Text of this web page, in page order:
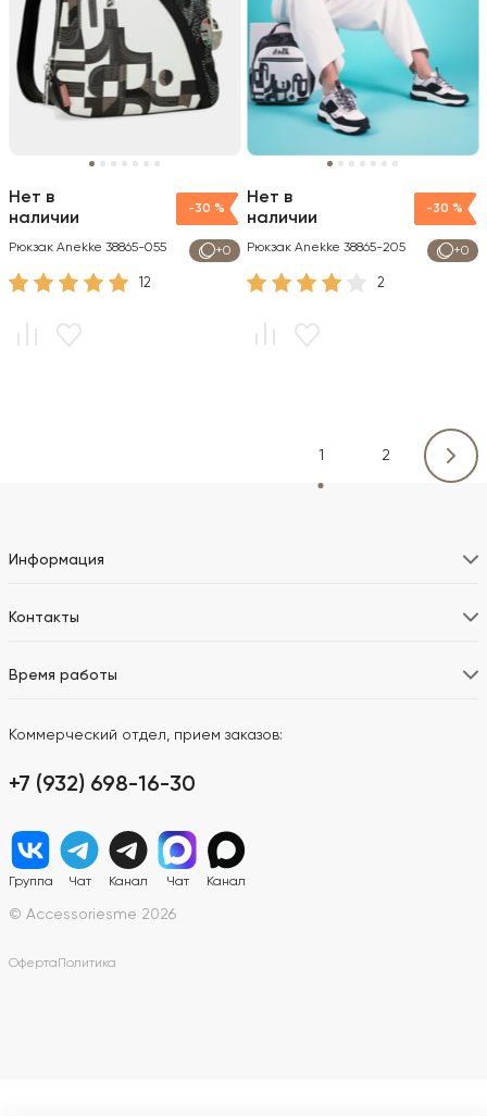
-30 %
+0
Нет в
наличии
Рюкзак Anekke 38865-055
12
-30 %
+0
Нет в
наличии
Рюкзак Anekke 38865-205
2
1 2
Информация
Контакты
Время работы
Коммерческий отдел, прием заказов:
+7 (932) 698-16-30
Группа Чат Канал Чат Канал
© Accessoriesme 2026
Оферта Политика